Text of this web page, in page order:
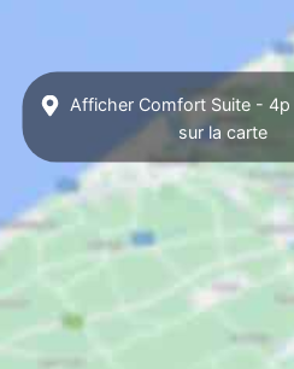
Afficher Comfort Suite -
sur la carte